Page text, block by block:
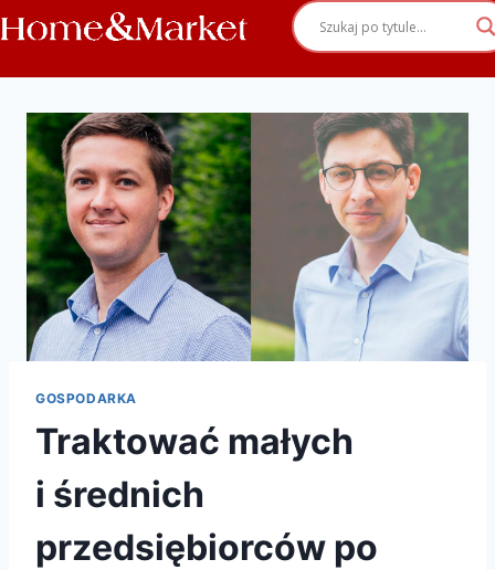
GOSPODARKA
Traktować małych
i średnich
przedsiębiorców po